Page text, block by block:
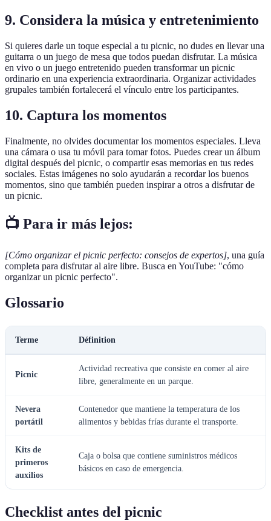
9. Considera la música y entretenimiento
Si quieres darle un toque especial a tu picnic, no dudes en llevar una
guitarra o un juego de mesa que todos puedan disfrutar. La música
en vivo o un juego entretenido pueden transformar un picnic
ordinario en una experiencia extraordinaria. Organizar actividades
grupales también fortalecerá el vínculo entre los participantes.
10. Captura los momentos
Finalmente, no olvides documentar los momentos especiales. Lleva
una cámara o usa tu móvil para tomar fotos. Puedes crear un álbum
digital después del picnic, o compartir esas memorias en tus redes
sociales. Estas imágenes no solo ayudarán a recordar los buenos
momentos, sino que también pueden inspirar a otros a disfrutar de
un picnic.
📺 Para ir más lejos:
[Cómo organizar el picnic perfecto: consejos de expertos], una guía
completa para disfrutar al aire libre. Busca en YouTube: "cómo
organizar un picnic perfecto".
Glossario
Terme Définition
Picnic
Actividad recreativa que consiste en comer al aire
libre, generalmente en un parque.
Nevera
portátil
Contenedor que mantiene la temperatura de los
alimentos y bebidas frías durante el transporte.
Kits de
primeros
auxilios
Caja o bolsa que contiene suministros médicos
básicos en caso de emergencia.
Checklist antes del picnic